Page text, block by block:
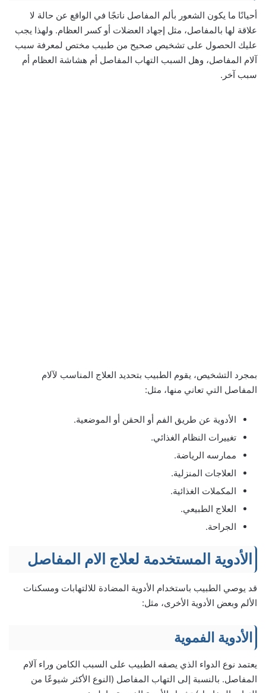
أحيانًا ما يكون الشعور بألم المفاصل ناتجًا في الواقع عن حالة لا
علاقة لها بالمفاصل، مثل إجهاد العضلات أو كسر العظام. ولهذا يجب
عليك الحصول على تشخيص صحيح من طبيب مختص لمعرفة سبب
آلام المفاصل، وهل السبب التهاب المفاصل أم هشاشة العظام أم
سبب آخر.
بمجرد التشخيص، يقوم الطبيب بتحديد العلاج المناسب لآلام
المفاصل التي تعاني منها، مثل:
الأدوية عن طريق الفم أو الحقن أو الموضعية.
تغييرات النظام الغذائي.
ممارسه الرياضة.
العلاجات المنزلية.
المكملات الغذائية.
العلاج الطبيعي.
الجراحة.
الأدوية المستخدمة لعلاج الام المفاصل
قد يوصي الطبيب باستخدام الأدوية المضادة للالتهابات ومسكنات
الألم وبعض الأدوية الأخرى، مثل:
الأدوية الفموية
يعتمد نوع الدواء الذي يصفه الطبيب على السبب الكامن وراء آلام
المفاصل. بالنسبة إلى التهاب المفاصل (النوع الأكثر شيوعًا من